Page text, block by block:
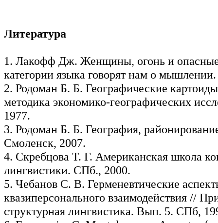
Литература
1. Лакофф Дж. Женщины, огонь и
категории языка говорят нам о
2. Родоман Б. Б. Географические
методика экономико-географических
1977.
3. Родоман Б. Б. География,
Смоленск, 2007.
4. Скребцова Т. Г. Американская школа
лингвистики. СПб., 2000.
5. Чебанов С. В. Герменевтические
квазиперсонального взаимодействия //
структурная лингвистика. Вып. 5. СПб,